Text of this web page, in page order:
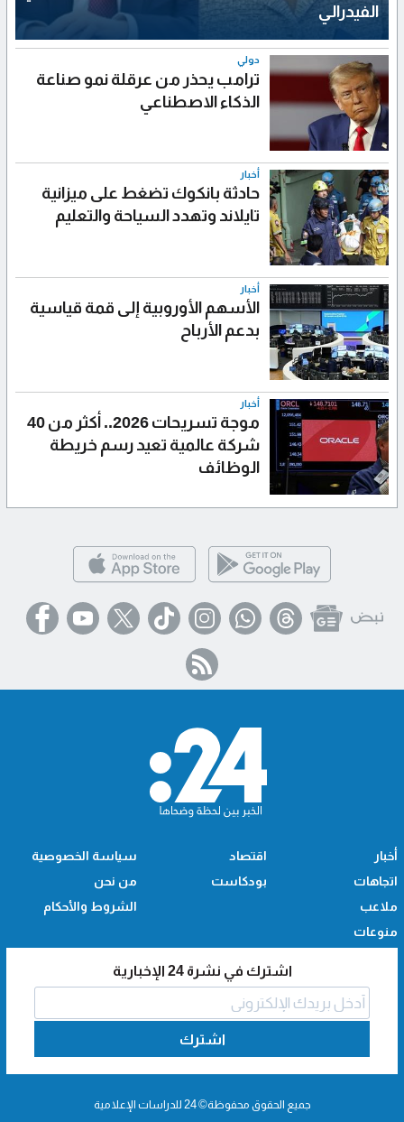
الفيدرالي
دولي
ترامب يحذر من عرقلة نمو صناعة
الذكاء الاصطناعي
أخبار
حادثة بانكوك تضغط على ميزانية
تايلاند وتهدد السياحة والتعليم
أخبار
الأسهم الأوروبية إلى قمة قياسية
بدعم الأرباح
أخبار
موجة تسريحات 2026.. أكثر من 40
شركة عالمية تعيد رسم خريطة
الوظائف
أخبار
اتجاهات
ملاعب
منوعات
اقتصاد
بودكاست
سياسة الخصوصية
من نحن
الشروط والأحكام
اشترك في نشرة 24 الإخبارية
اشترك
جميع الحقوق محفوظة© 24 للدراسات الإعلامية